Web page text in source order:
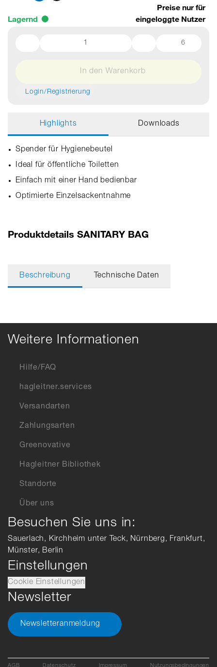
Lagernd
Preise nur für
eingeloggte Nutzer
6
In den Warenkorb
Login/Registrierung
Highlights Downloads
Spender für Hygienebeutel
Ideal für öffentliche Toiletten
Einfach mit einer Hand bedienbar
Optimierte Einzelsackentnahme
Produktdetails SANITARY BAG
Beschreibung Technische Daten
Weitere Informationen
Hilfe/FAQ
hagleitner.services
Versandarten
Zahlungsarten
Greenovative
Hagleitner Bibliothek
Standorte
Über uns
Besuchen Sie uns in:
Sauerlach, Kirchheim unter Teck, Nürnberg, Frankfurt,
Münster, Berlin
Einstellungen
Cookie Einstellungen
Newsletter
Newsletteranmeldung
AGB Datenschutz Impressum Nutzungsbedingungen